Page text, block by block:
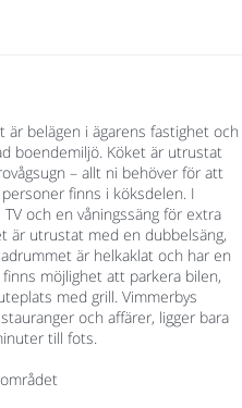
är belägen i ägarens fastighet och
boendemiljö. Köket är utrustat
– allt ni behöver för att
finns i köksdelen. I
och en våningssäng för extra
är utrustat med en dubbelsäng,
är helkaklat och har en
möjlighet att parkera bilen,
med grill. Vimmerbys
och affärer, ligger bara
till fots.